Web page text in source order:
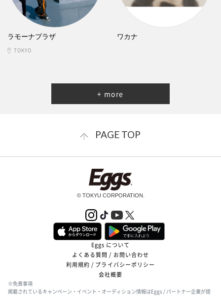
ラモーナプラザ
TOKYO
ワカナ
+ more
PAGE TOP
© TOKYU CORPORATION.
Eggs について
よくある質問 / お問い合わせ
利用規約 / プライバシーポリシー
会社概要
※免責事項
掲載されているキャンペーン・イベント・オーディション情報はEggs / パートナー企業が提